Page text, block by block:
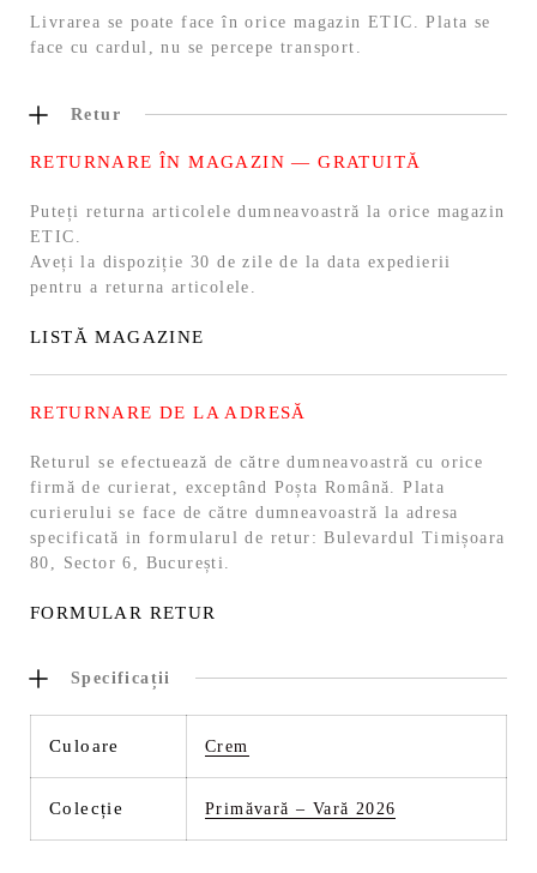
Livrarea se poate face în orice magazin ETIC. Plata se
face cu cardul, nu se percepe transport.
Retur
RETURNARE ÎN MAGAZIN — GRATUITĂ
Puteți returna articolele dumneavoastră la orice magazin
ETIC.
Aveți la dispoziție 30 de zile de la data expedierii
pentru a returna articolele.
LISTĂ MAGAZINE
RETURNARE DE LA ADRESĂ
Returul se efectuează de către dumneavoastră cu orice
firmă de curierat, exceptând Poșta Română. Plata
curierului se face de către dumneavoastră la adresa
specificată in formularul de retur: Bulevardul Timișoara
80, Sector 6, București.
FORMULAR RETUR
Specificații
Culoare Crem
Colecție Primăvară – Vară 2026